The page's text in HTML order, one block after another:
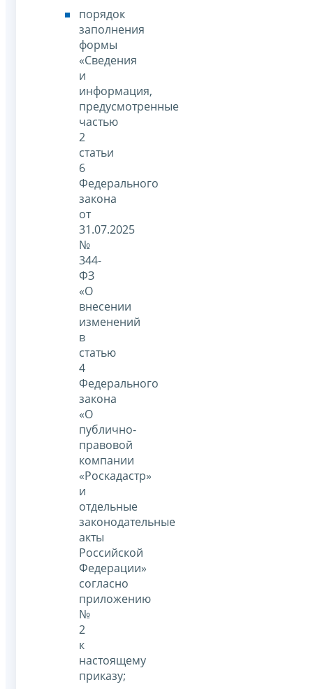
порядок
заполнения
формы
«Сведения
и
информация,
предусмотренные
частью
2
статьи
6
Федерального
закона
от
31.07.2025
№
344-
ФЗ
«О
внесении
изменений
в
статью
4
Федерального
закона
«О
публично-
правовой
компании
«Роскадастр»
и
отдельные
законодательные
акты
Российской
Федерации»
согласно
приложению
№
2
к
настоящему
приказу;